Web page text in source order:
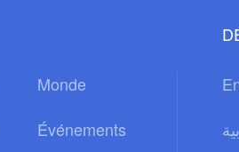
Monde
Événements